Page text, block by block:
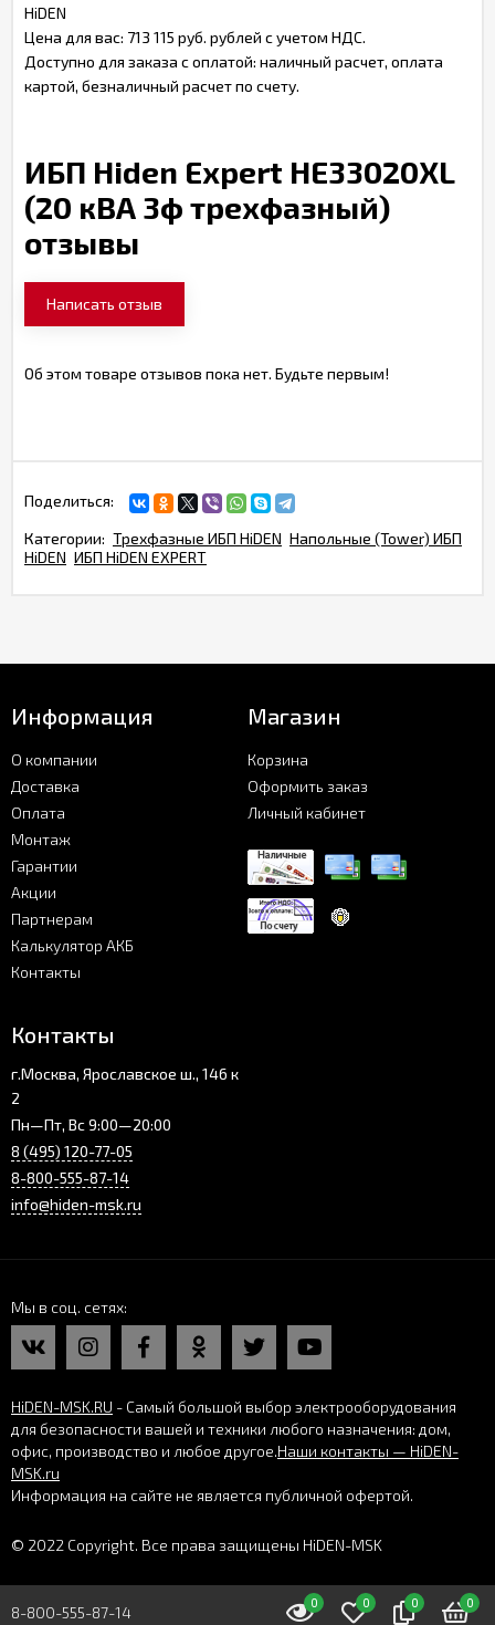
HiDEN
Цена для вас: 713 115 руб. рублей с учетом НДС.
Доступно для заказа с оплатой: наличный расчет, оплата
картой, безналичный расчет по счету.
ИБП Hiden Expert HE33020XL
(20 кВА 3ф трехфазный)
отзывы
Написать отзыв
Об этом товаре отзывов пока нет. Будьте первым!
Поделиться:
Категории: Трехфазные ИБП HiDEN Напольные (Tower) ИБП
HiDEN ИБП HiDEN EXPERT
Информация
О компании
Доставка
Оплата
Монтаж
Гарантии
Акции
Партнерам
Калькулятор АКБ
Контакты
Магазин
Корзина
Оформить заказ
Личный кабинет
Контакты
г.Москва, Ярославское ш., 146 к
2
Пн—Пт, Вс 9:00—20:00
8 (495) 120-77-05
8-800-555-87-14
info@hiden-msk.ru
Мы в соц. сетях
HiDEN-MSK.RU - Самый большой выбор электрооборудования
для безопасности вашей и техники любого назначения: дом,
офис, производство и любое другое.Наши контакты — HiDEN-
MSK.ru
Информация на сайте не является публичной офертой.
© 2022 Copyright. Все права защищены HiDEN-MSK
0 0 0 0
8-800-555-87-14